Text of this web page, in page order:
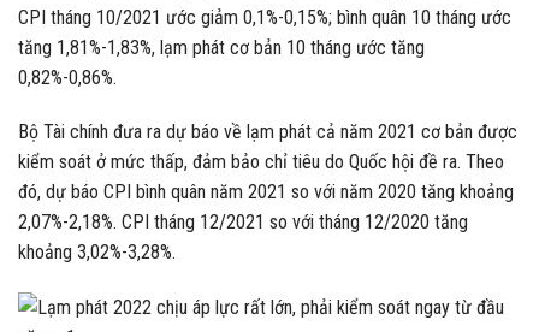
CPI tháng 10/2021 ước giảm 0,1%-0,15%; bình quân 10 tháng ước
tăng 1,81%-1,83%, lạm phát cơ bản 10 tháng ước tăng
0,82%-0,86%.
Bộ Tài chính đưa ra dự báo về lạm phát cả năm 2021 cơ bản được
kiểm soát ở mức thấp, đảm bảo chỉ tiêu do Quốc hội đề ra. Theo
đó, dự báo CPI bình quân năm 2021 so với năm 2020 tăng khoảng
2,07%-2,18%. CPI tháng 12/2021 so với tháng 12/2020 tăng
khoảng 3,02%-3,28%.